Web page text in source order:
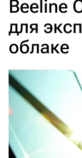
Beeline
для
облаке